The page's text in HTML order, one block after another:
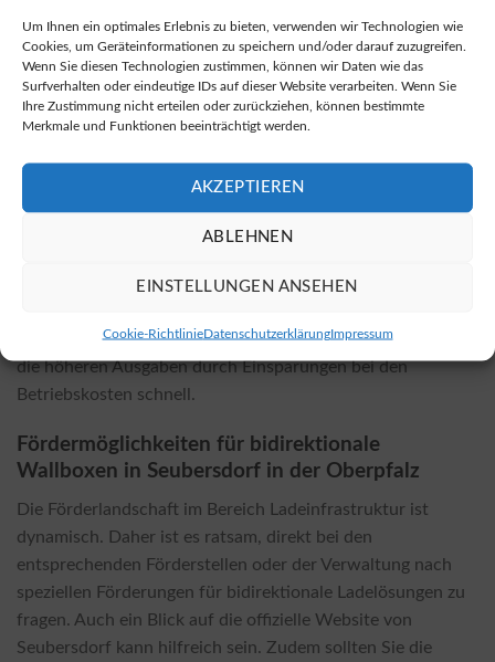
Um Ihnen ein optimales Erlebnis zu bieten, verwenden wir Technologien wie
Cookies, um Geräteinformationen zu speichern und/oder darauf zuzugreifen.
Wenn Sie diesen Technologien zustimmen, können wir Daten wie das
Surfverhalten oder eindeutige IDs auf dieser Website verarbeiten. Wenn Sie
Ihre Zustimmung nicht erteilen oder zurückziehen, können bestimmte
Merkmale und Funktionen beeinträchtigt werden.
AKZEPTIEREN
ABLEHNEN
EINSTELLUNGEN ANSEHEN
Cookie-RichtlinieDatenschutzerklärungImpressum
Kosten der Installation und Einflussfaktoren
Die Installationskosten einer bidirektionalen Wallbox
hängen von verschiedenen Faktoren ab, wie etwa dem
Gegebenheiten. Faktoren, die die Kosten beeinträchtigen
Elektroinstallation und eventuelle bauliche Maßnahmen ein
verlinkten Quellen). Im Allgemeinen sind die Installation und
als bei herkömmlichen Wallboxen, jedoch amortisieren sich
die höheren Ausgaben durch Einsparungen bei den
Betriebskosten schnell.
Fördermöglichkeiten für bidirektionale
Wallboxen in Seubersdorf in der Oberpfalz
Die Förderlandschaft im Bereich Ladeinfrastruktur ist
dynamisch. Daher ist es ratsam, direkt bei den
entsprechenden Förderstellen oder der Verwaltung nach
speziellen Förderungen für bidirektionale Ladelösungen zu
fragen. Auch ein Blick auf die offizielle Website von
Seubersdorf kann hilfreich sein. Zudem sollten Sie die